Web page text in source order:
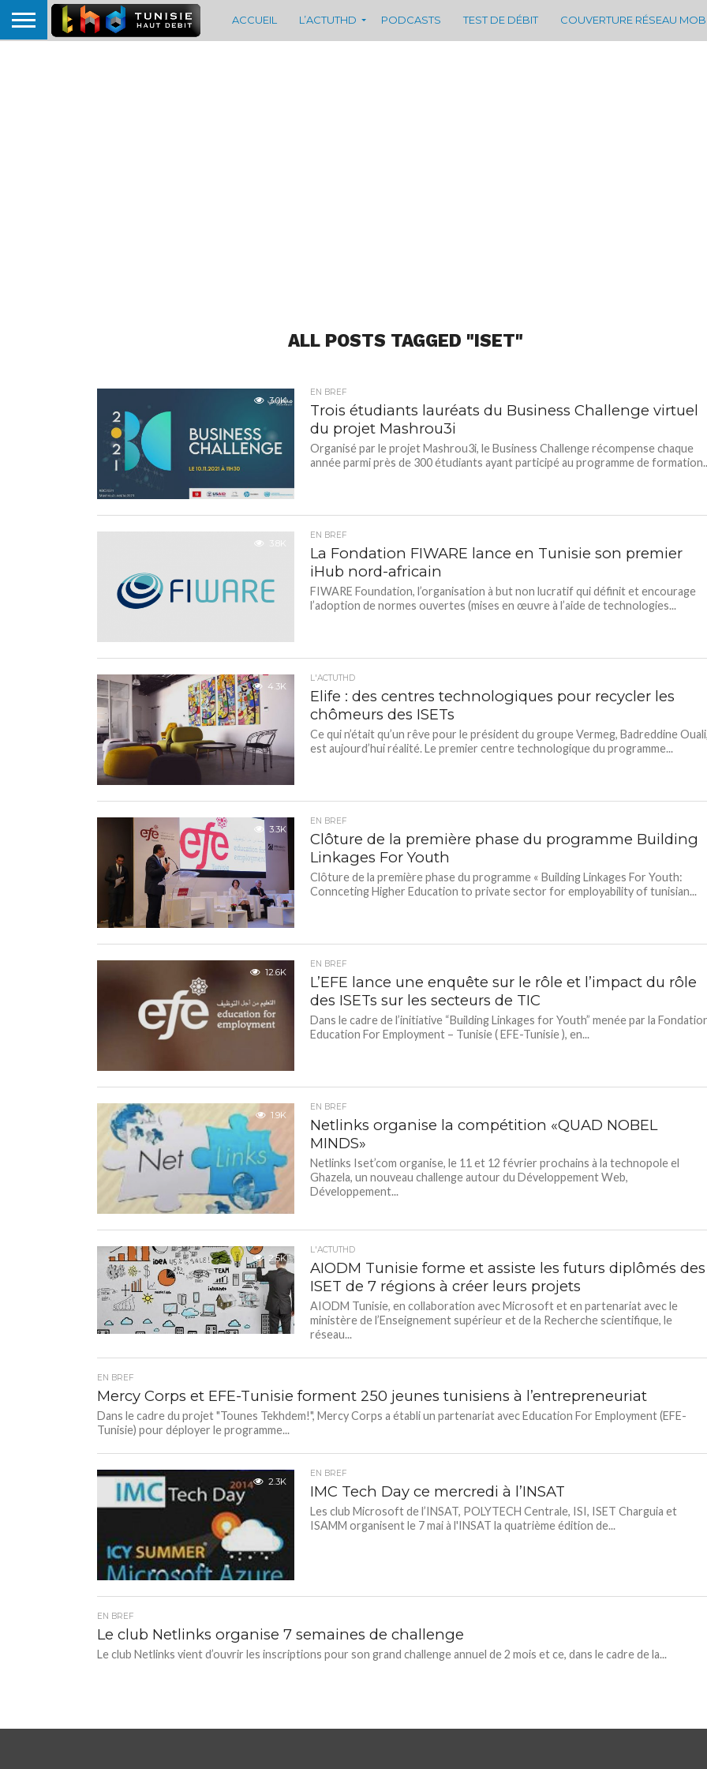
ACCUEIL L’ACTUTHD PODCASTS TEST DE DÉBIT COUVERTURE RÉSEAU
ALL POSTS TAGGED "ISET"
3.0K
EN BREF
Trois étudiants lauréats du Business Challenge virtuel
du projet Mashrou3i
Organisé par le projet Mashrou3i, le Business Challenge récompense chaque
année parmi près de 300 étudiants ayant participé au programme de
3.8K
EN BREF
La Fondation FIWARE lance en Tunisie son premier
iHub nord-africain
FIWARE Foundation, l’organisation à but non lucratif qui définit et encourage
l’adoption de normes ouvertes (mises en œuvre à l’aide de technologies...
4.3K
L'ACTUTHD
Elife : des centres technologiques pour recycler les
chômeurs des ISETs
Ce qui n’était qu’un rêve pour le président du groupe Vermeg, Badreddine
est aujourd’hui réalité. Le premier centre technologique du programme...
3.3K
EN BREF
Clôture de la première phase du programme Building
Linkages For Youth
Clôture de la première phase du programme « Building Linkages For Youth:
Connceting Higher Education to private sector for employability of tunisian...
12.6K
EN BREF
L’EFE lance une enquête sur le rôle et l’impact du rôle
des ISETs sur les secteurs de TIC
Dans le cadre de l’initiative “Building Linkages for Youth” menée par la
Education For Employment – Tunisie ( EFE-Tunisie ), en...
1.9K
EN BREF
Netlinks organise la compétition «QUAD NOBEL
MINDS»
Netlinks Iset’com organise, le 11 et 12 février prochains à la technopole el
Ghazela, un nouveau challenge autour du Développement Web,
Développement...
2.5K
L'ACTUTHD
AIODM Tunisie forme et assiste les futurs diplômés des
ISET de 7 régions à créer leurs projets
AIODM Tunisie, en collaboration avec Microsoft et en partenariat avec le
ministère de l’Enseignement supérieur et de la Recherche scientifique, le
réseau...
EN BREF
Mercy Corps et EFE-Tunisie forment 250 jeunes tunisiens à l’entrepreneuriat
Dans le cadre du projet "Tounes Tekhdem!", Mercy Corps a établi un partenariat avec Education For Employment (EFE-
Tunisie) pour déployer le programme...
2.3K
EN BREF
IMC Tech Day ce mercredi à l’INSAT
Les club Microsoft de l’INSAT, POLYTECH Centrale, ISI, ISET Charguia et
ISAMM organisent le 7 mai à l'INSAT la quatrième édition de...
EN BREF
Le club Netlinks organise 7 semaines de challenge
Le club Netlinks vient d’ouvrir les inscriptions pour son grand challenge annuel de 2 mois et ce, dans le cadre de la...